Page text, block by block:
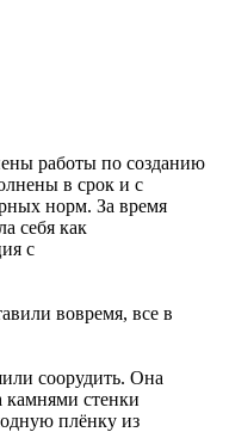
работы по созданию
в срок и с
норм. За время
себя как
с
вовремя, все в
соорудить. Она
камнями стенки
плёнку из